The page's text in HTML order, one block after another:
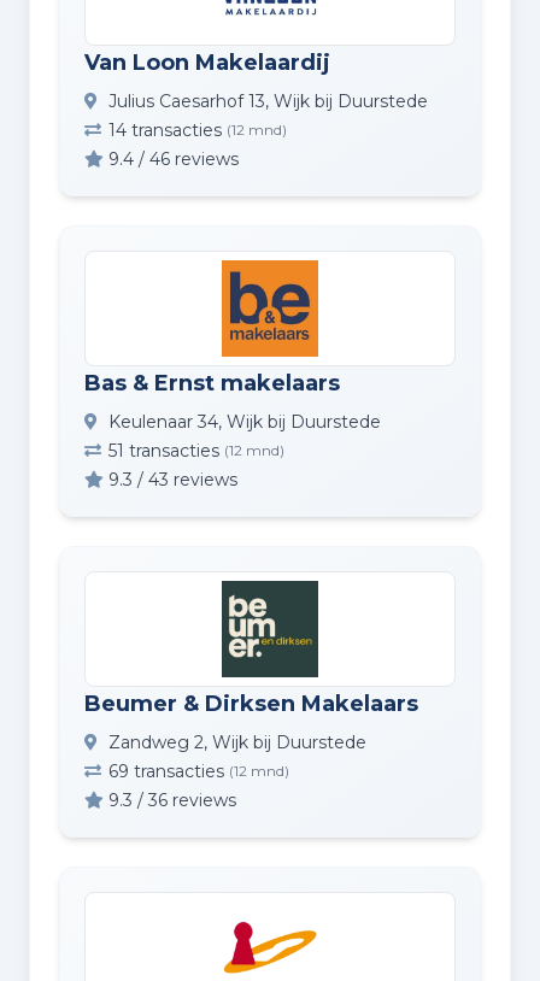
Van Loon Makelaardij
Julius Caesarhof 13, Wijk bij Duurstede
14 transacties (12 mnd)
9.4 / 46 reviews
Bas & Ernst makelaars
Keulenaar 34, Wijk bij Duurstede
51 transacties (12 mnd)
9.3 / 43 reviews
Beumer & Dirksen Makelaars
Zandweg 2, Wijk bij Duurstede
69 transacties (12 mnd)
9.3 / 36 reviews